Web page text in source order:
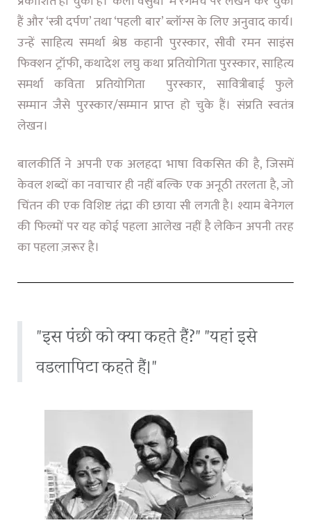
हैं और ‘स्त्री दर्पण’ तथा ‘पहली बार’ ब्लॉग्स के लिए अनुवाद कार्य।
उन्हेंसाहित्य समर्था श्रेष्ठ कहानी पुरस्कार, सीवी रमन साइंस
फिक्शन ट्रॉफी, कथादेश लघु कथा प्रतियोगिता पुरस्कार, साहित्य
समर्था कविता प्रतियोगिता पुरस्कार, सावित्रीबाई फुले
सम्मानजैसे पुरस्कार/सम्मान प्राप्त हो चुके हैं। संप्रति स्वतंत्र
लेखन।
बालकीर्ति ने अपनी एक अलहदा भाषा विकसित की है, जिसमें
केवल शब्दों का नवाचार ही नहीं बल्कि एक अनूठी तरलता है, जो
चिंतन की एक विशिष्ट तंद्रा की छाया सी लगती है। श्याम बेनेगल
की फिल्मों पर यह कोई पहला आलेख नहीं है लेकिन अपनी तरह
का पहला ज़रूर है।
"इस पंछी को क्या कहते हैं?" "यहां इसे
वडलापिटा कहते हैं।"